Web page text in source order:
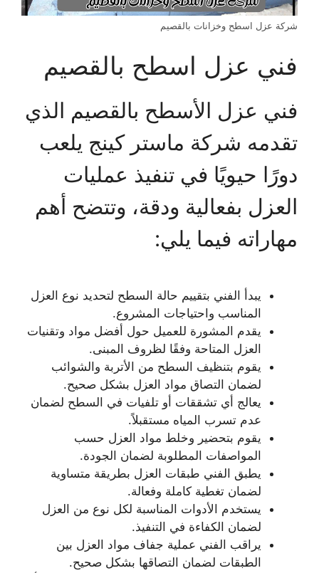
شركة عزل اسطح وخزانات بالقصيم
فني عزل اسطح بالقصيم
فني عزل الأسطح بالقصيم الذي
تقدمه شركة ماستر كينج يلعب
دورًا حيويًا في تنفيذ عمليات
العزل بفعالية ودقة، وتتضح أهم
مهاراته فيما يلي:
يبدأ الفني بتقييم حالة السطح لتحديد نوع العزل
المناسب واحتياجات المشروع.
يقدم المشورة للعميل حول أفضل مواد وتقنيات
العزل المتاحة وفقًا لظروف المبنى.
يقوم بتنظيف السطح من الأتربة والشوائب
لضمان التصاق مواد العزل بشكل صحيح.
يعالج أي تشققات أو تلفيات في السطح لضمان
عدم تسرب المياه مستقبلاً.
يقوم بتحضير وخلط مواد العزل حسب
المواصفات المطلوبة لضمان الجودة.
يطبق الفني طبقات العزل بطريقة متساوية
لضمان تغطية كاملة وفعالة.
يستخدم الأدوات المناسبة لكل نوع من العزل
لضمان الكفاءة في التنفيذ.
يراقب الفني عملية جفاف مواد العزل بين
الطبقات لضمان التصاقها بشكل صحيح.